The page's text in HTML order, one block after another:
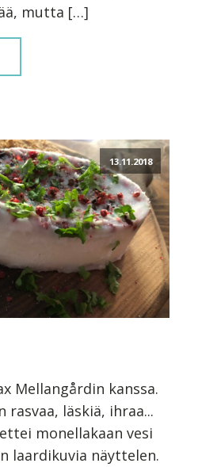
mutta […]
13.11.2018
Mellangårdin kanssa.
rasvaa, läskiä, ihraa...
monellakaan vesi
laardikuvia näyttelen.